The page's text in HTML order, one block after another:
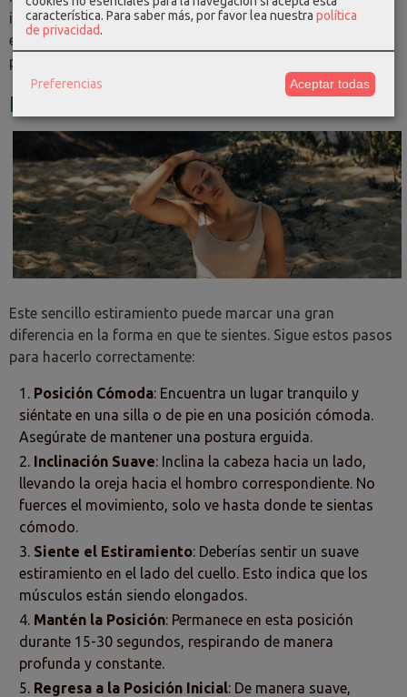
incluir este ejercicio en tu rutina diaria, puedes
experimentar una mayor comodidad y flexibilidad en la
parte baja de tu espalda.
Estiramiento de Cuello Lateral
Este sencillo estiramiento puede marcar una gran
diferencia en la forma en que te sientes. Sigue estos pasos
para hacerlo correctamente:
Posición Cómoda: Encuentra un lugar tranquilo y
siéntate en una silla o de pie en una posición cómoda.
Asegúrate de mantener una postura erguida.
Inclinación Suave: Inclina la cabeza hacia un lado,
llevando la oreja hacia el hombro correspondiente. No
fuerces el movimiento, solo ve hasta donde te sientas
cómodo.
Siente el Estiramiento: Deberías sentir un suave
estiramiento en el lado del cuello. Esto indica que los
músculos están siendo elongados.
Mantén la Posición: Permanece en esta posición
durante 15-30 segundos, respirando de manera
profunda y constante.
Regresa a la Posición Inicial: De manera suave,
característica. Para saber más, por favor lea nuestra política
de privacidad.
Preferencias Aceptar todas